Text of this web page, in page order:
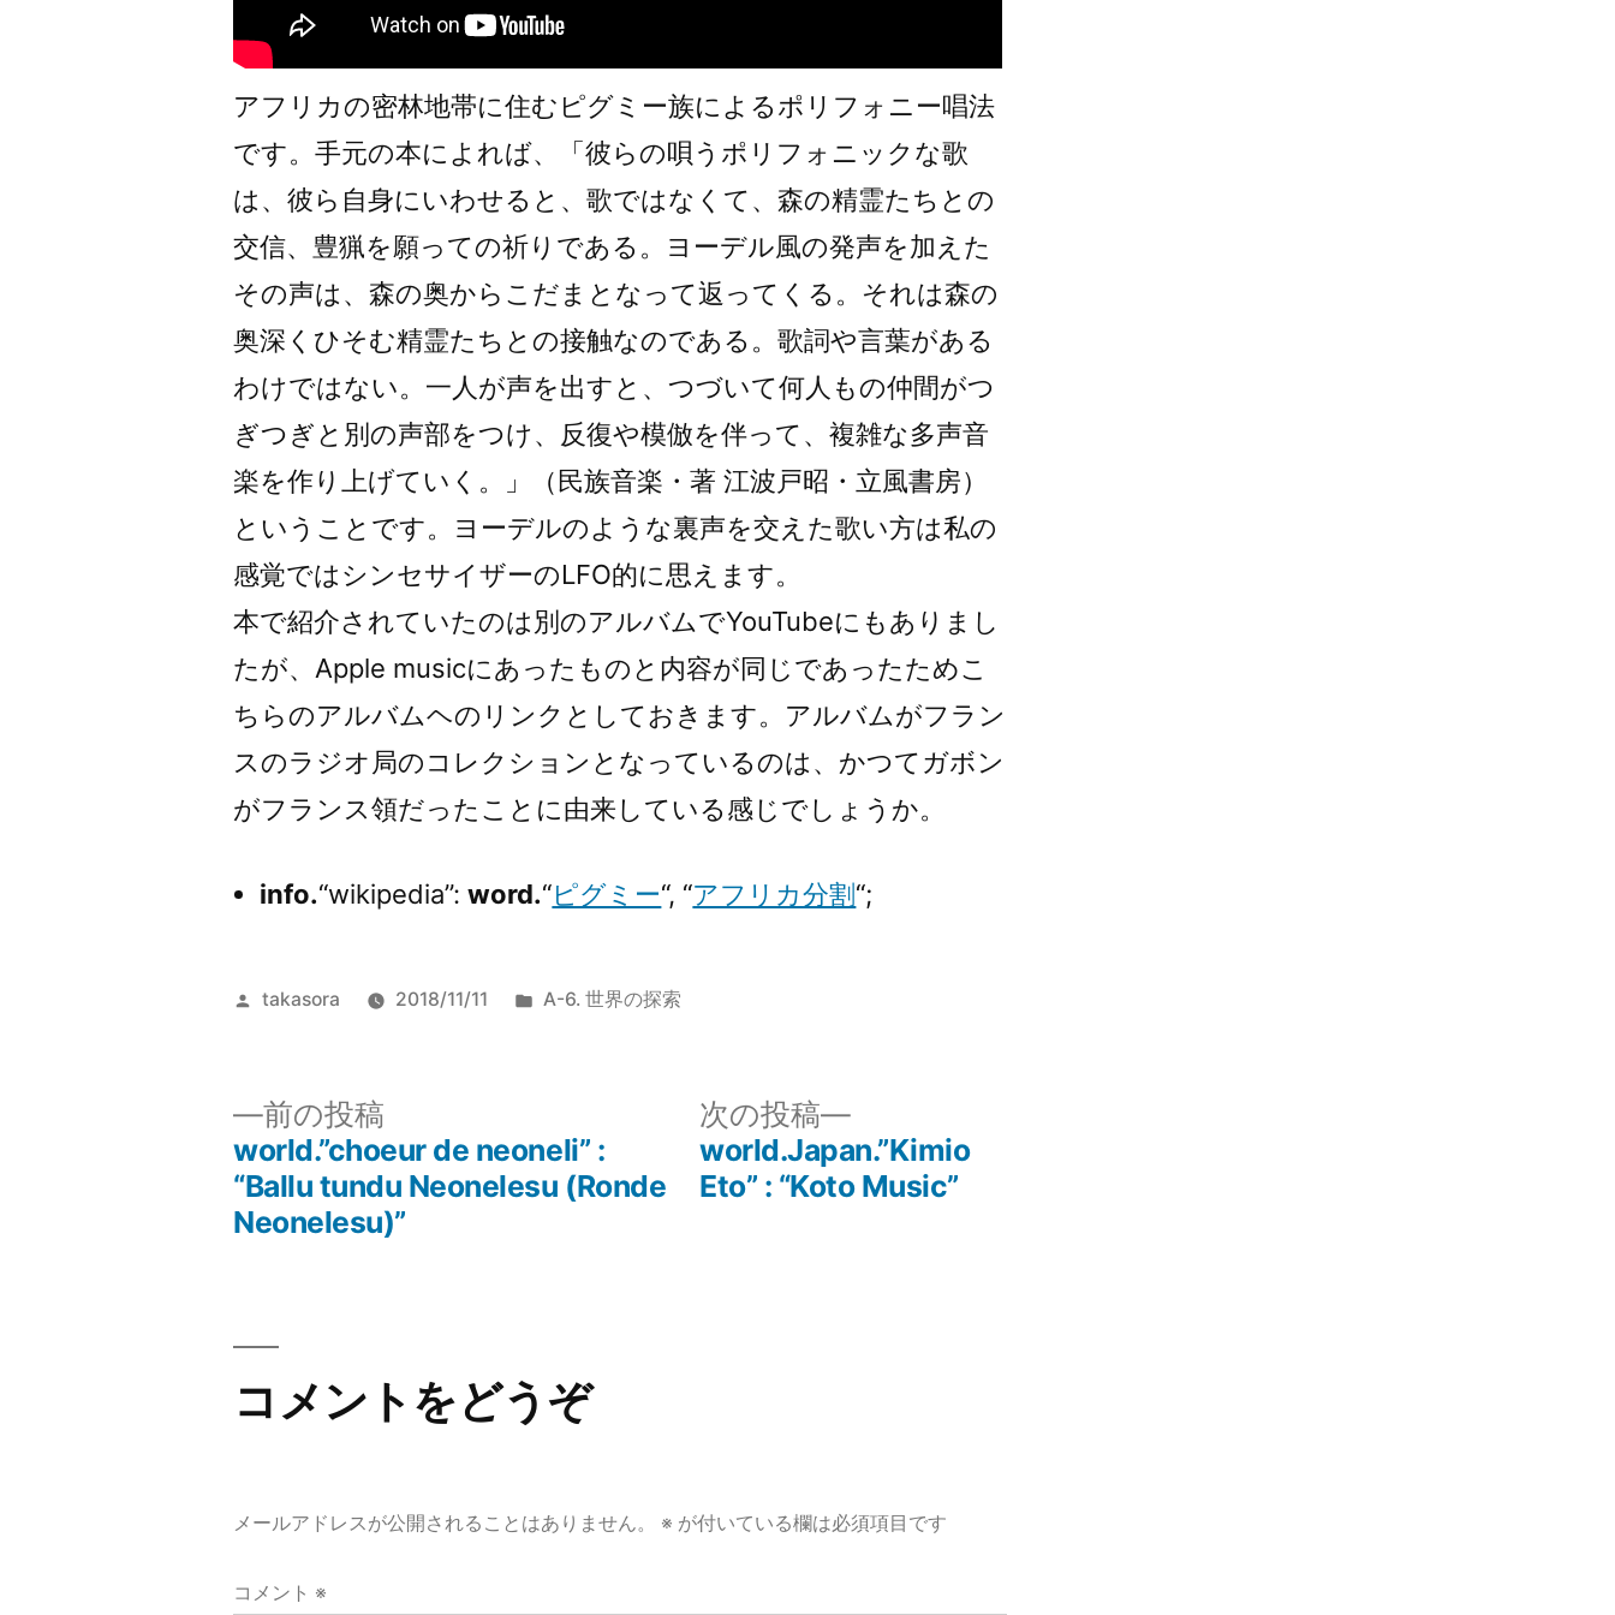
アフリカの密林地帯に住むピグミー族によるポリフォニー唱法
です。手元の本によれば、「彼らの唄うポリフォニックな歌
は、彼ら自身にいわせると、歌ではなくて、森の精霊たちとの
交信、豊猟を願っての祈りである。ヨーデル風の発声を加えた
その声は、森の奥からこだまとなって返ってくる。それは森の
奥深くひそむ精霊たちとの接触なのである。歌詞や言葉がある
わけではない。一人が声を出すと、つづいて何人もの仲間がつ
ぎつぎと別の声部をつけ、反復や模倣を伴って、複雑な多声音
楽を作り上げていく。」（民族音楽・著 江波戸昭・立風書房）
ということです。ヨーデルのような裏声を交えた歌い方は私の
感覚ではシンセサイザーのLFO的に思えます。
本で紹介されていたのは別のアルバムでYouTubeにもありまし
たが、Apple musicにあったものと内容が同じであったためこ
ちらのアルバムヘのリンクとしておきます。アルバムがフラン
スのラジオ局のコレクションとなっているのは、かつてガボン
がフランス領だったことに由来している感じでしょうか。
info.“wikipedia”:word.“ピグミー“, “アフリカ分割“;
投
takasora 2018/11/11
カ
A-6. 世界の探索
前の投稿
の
投
稿:
world.”choeur de neoneli” :
“Ballu tundu Neonelesu (Ronde
Neonelesu)”
次の投稿
次
の
投
world.Japan.”Kimio
Eto” : “Koto Music”
コメントをどうぞ
メールアドレスが公開されることはありません。 ※ が付いている欄は必須項目です
コメント ※